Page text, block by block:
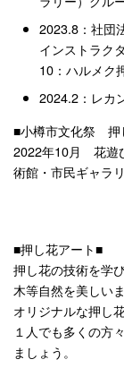
2023.8：社団
インストラク
10：ハルメク
2024.2：レカ
■小樽市文化祭 押
2022年10月 花遊
術館・市民ギャラ
■押し花アート■
押し花の技術を学
木等自然を美しいま
オリジナルな押し
１人でも多くの方
ましょう。